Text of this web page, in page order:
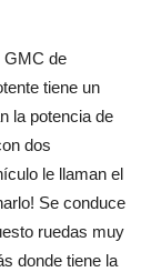
GMC de
tiene un
la potencia de
dos
le llaman el
Se conduce
ruedas muy
donde tiene la